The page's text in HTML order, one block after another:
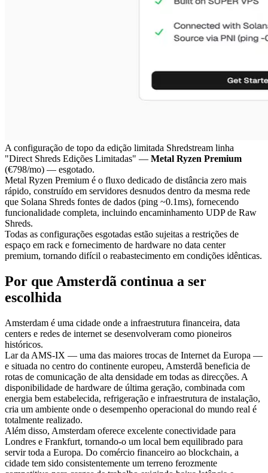
A configuração de topo da edição limitada Shredstream linha
"Direct Shreds Edições Limitadas" — Metal Ryzen Premium
(€798/mo) — esgotado.
Metal Ryzen Premium é o fluxo dedicado de distância zero mais
rápido, construído em servidores desnudos dentro da mesma rede
que Solana Shreds fontes de dados (ping ~0.1ms), fornecendo
funcionalidade completa, incluindo encaminhamento UDP de Raw
Shreds.
Todas as configurações esgotadas estão sujeitas a restrições de
espaço em rack e fornecimento de hardware no data center
premium, tornando difícil o reabastecimento em condições idênticas.
Por que Amsterdã continua a ser
escolhida
Amsterdam é uma cidade onde a infraestrutura financeira, data
centers e redes de internet se desenvolveram como pioneiros
históricos.
Lar da AMS-IX — uma das maiores trocas de Internet da Europa —
e situada no centro do continente europeu, Amsterdã beneficia de
rotas de comunicação de alta densidade em todas as direcções. A
disponibilidade de hardware de última geração, combinada com
energia bem estabelecida, refrigeração e infraestrutura de instalação,
cria um ambiente onde o desempenho operacional do mundo real é
totalmente realizado.
Além disso, Amsterdam oferece excelente conectividade para
Londres e Frankfurt, tornando-o um local bem equilibrado para
servir toda a Europa. Do comércio financeiro ao blockchain, a
cidade tem sido consistentemente um terreno ferozmente